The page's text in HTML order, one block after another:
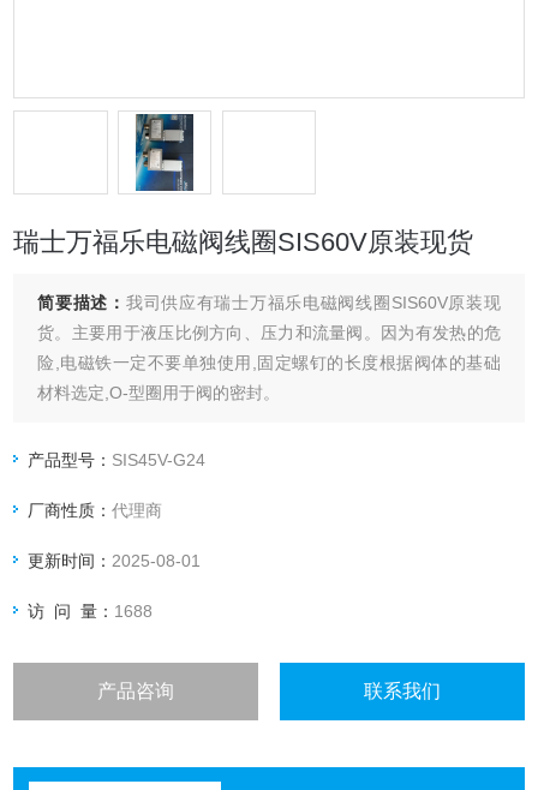
瑞士万福乐电磁阀线圈SIS60V原装现货
简要描述： 我司供应有瑞士万福乐电磁阀线圈SIS60V原装现
货。主要用于液压比例方向、压力和流量阀。因为有发热的危
险,电磁铁一定不要单独使用,固定螺钉的长度根据阀体的基础
材料选定,O-型圈用于阀的密封。
产品型号： SIS45V-G24
厂商性质：代理商
更新时间： 2025-08-01
访 问 量： 1688
产品咨询 联系我们